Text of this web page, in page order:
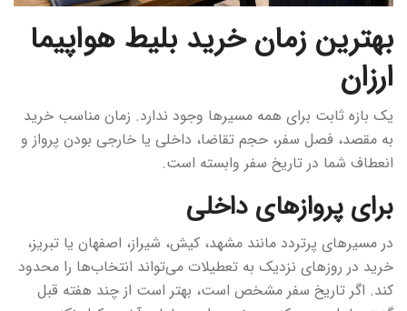
بهترین زمان خرید بلیط هواپیما
ارزان
یک بازه ثابت برای همه مسیرها وجود ندارد. زمان مناسب خرید
به مقصد، فصل سفر، حجم تقاضا، داخلی یا خارجی بودن پرواز و
انعطاف شما در تاریخ سفر وابسته است.
برای پروازهای داخلی
در مسیرهای پرتردد مانند مشهد، کیش، شیراز، اصفهان یا تبریز،
خرید در روزهای نزدیک به تعطیلات می‌تواند انتخاب‌ها را محدود
کند. اگر تاریخ سفر مشخص است، بهتر است از چند هفته قبل